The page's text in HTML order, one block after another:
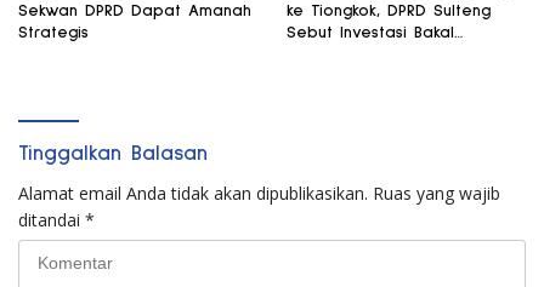
Sekwan DPRD Dapat Amanah
Strategis
ke Tiongkok, DPRD Sulteng
Sebut Investasi Bakal
Tinggalkan Balasan
Alamat email Anda tidak akan dipublikasikan. Ruas yang wajib
ditandai *